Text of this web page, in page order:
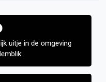
uitje in de omgeving